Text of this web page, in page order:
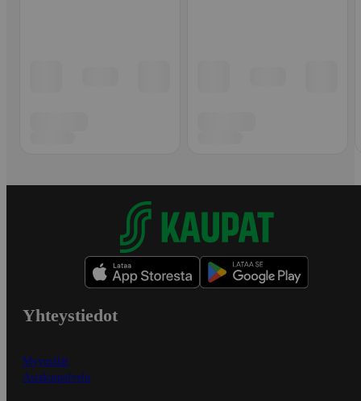
Yhteystiedot
Myymälät
Asiakaspalvelu